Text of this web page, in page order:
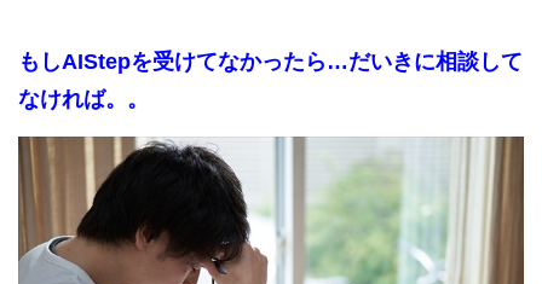
もしAIStepを受けてなかったら…だいきに相談して
なければ。。